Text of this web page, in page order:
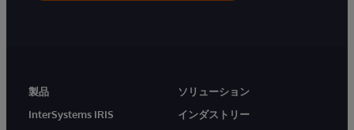
製品
InterSystems IRIS
ソリューション
インダストリー